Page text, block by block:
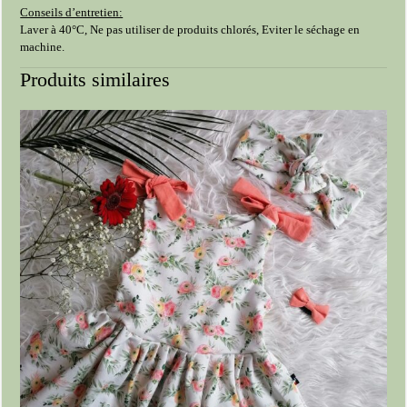
Conseils d’entretien:
Laver à 40°C, Ne pas utiliser de produits chlorés, Eviter le séchage en
machine.
Produits similaires